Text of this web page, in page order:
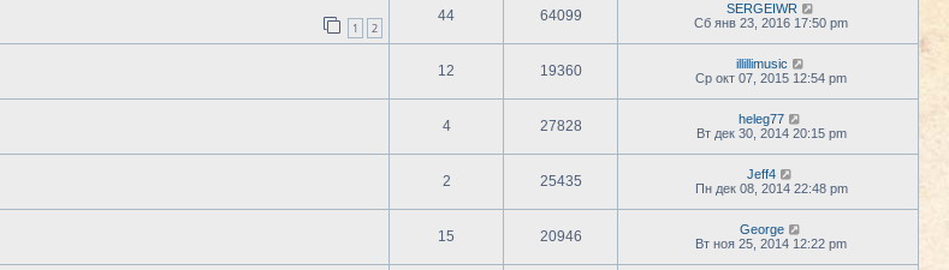
1 2
44 64099
SERGEIWR
Сб янв 23, 2016 17:50 pm
12 19360
illillimusic
Ср окт 07, 2015 12:54 pm
4 27828
heleg77
Вт дек 30, 2014 20:15 pm
2 25435
Jeff4
Пн дек 08, 2014 22:48 pm
15 20946
George
Вт ноя 25, 2014 12:22 pm